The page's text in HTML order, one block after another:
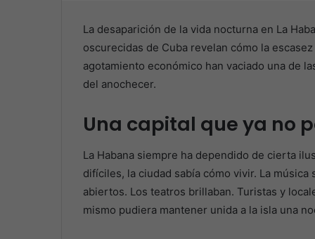
La desaparición de la vida nocturna en La
oscurecidas de Cuba revelan cómo la
agotamiento económico han vaciado una de
del anochecer.
Una capital que ya no
La Habana siempre ha dependido de cierta
difíciles, la ciudad sabía cómo vivir. La
abiertos. Los teatros brillaban. Turistas y
mismo pudiera mantener unida a la isla una